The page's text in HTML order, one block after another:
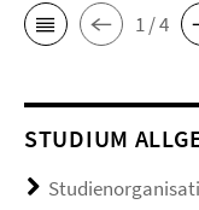
1 / 4
STUDIUM